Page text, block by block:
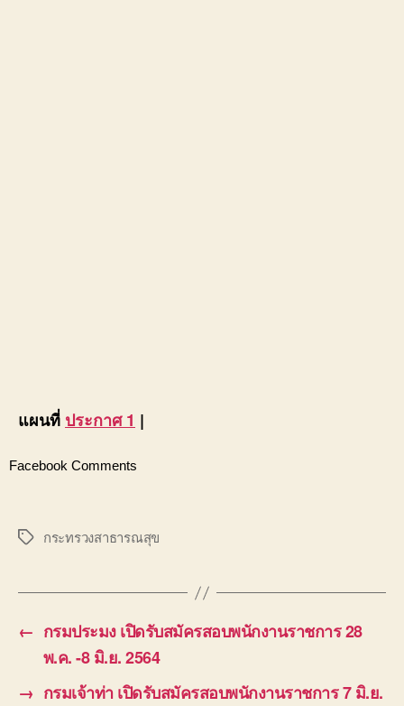
แผนที่ ประกาศ 1 |
Facebook Comments
Tagsกระทรวงสาธารณสุข
← กรมประมง เปิดรับสมัครสอบพนักงานราชการ 28
พ.ค. -8 มิ.ย. 2564
→ กรมเจ้าท่า เปิดรับสมัครสอบพนักงานราชการ 7 มิ.ย.